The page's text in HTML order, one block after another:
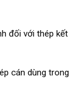
đối với thép kết